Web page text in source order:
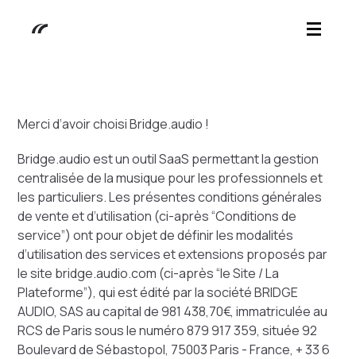
Merci d’avoir choisi Bridge.audio !
Bridge.audio est un outil SaaS permettant la gestion
centralisée de la musique pour les professionnels et
les particuliers. Les présentes conditions générales
de vente et d’utilisation (ci-après “Conditions de
service”) ont pour objet de définir les modalités
d’utilisation des services et extensions proposés par
le site bridge.audio.com (ci-après “le Site / La
Plateforme”), qui est édité par la société BRIDGE
AUDIO, SAS au capital de 981 438,70€, immatriculée au
RCS de Paris sous le numéro 879 917 359, située 92
Boulevard de Sébastopol, 75003 Paris - France, + 33 6